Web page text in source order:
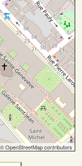
OpenStreetMap contributors